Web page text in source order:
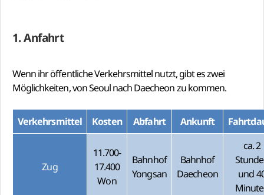
1. Anfahrt
Wenn ihr öffentliche Verkehrsmittel nutzt, gibt es zwei
Möglichkeiten, von Seoul nach Daecheon zu kommen.
Verkehrsmittel Kosten Abfahrt Ankunft
Zug
11.700-
17.400
Won
Bahnhof
Yongsan
Bahnhof
Daecheon
ca. 2
und